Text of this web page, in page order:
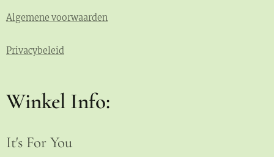
Algemene voorwaarden
Privacybeleid
Winkel Info:
It's For You